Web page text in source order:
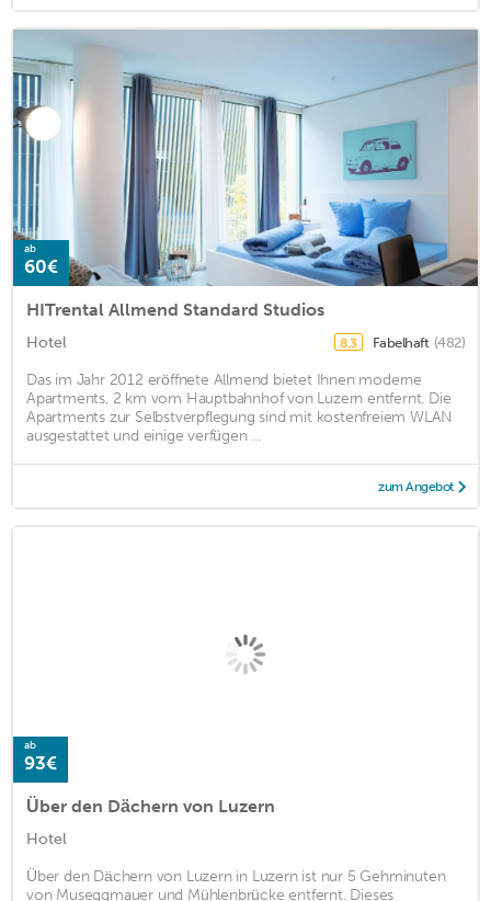
ab
60€
HITrental Allmend Standard Studios
Hotel 8,3 Fabelhaft (482)
Das im Jahr 2012 eröffnete Allmend bietet Ihnen moderne
Apartments, 2 km vom Hauptbahnhof von Luzern entfernt. Die
Apartments zur Selbstverpflegung sind mit kostenfreiem WLAN
ausgestattet und einige verfügen ...
zum Angebot
ab
93€
Über den Dächern von Luzern
Hotel
Über den Dächern von Luzern in Luzern ist nur 5 Gehminuten
von Museggmauer und Mühlenbrücke entfernt. Dieses